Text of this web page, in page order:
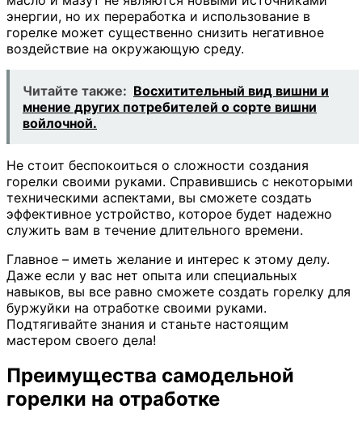
энергии, но их переработка и использование в
горелке может существенно снизить негативное
воздействие на окружающую среду.
Читайте также: Восхитительный вид вишни и
мнение других потребителей о сорте вишни
войлочной.
Не стоит беспокоиться о сложности создания
горелки своими руками. Справившись с некоторыми
техническими аспектами, вы сможете создать
эффективное устройство, которое будет надежно
служить вам в течение длительного времени.
Главное – иметь желание и интерес к этому делу.
Даже если у вас нет опыта или специальных
навыков, вы все равно сможете создать горелку для
буржуйки на отработке своими руками.
Подтягивайте знания и станьте настоящим
мастером своего дела!
Преимущества самодельной
горелки на отработке